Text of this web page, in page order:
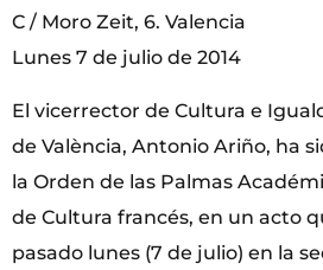
C / Moro Zeit, 6. Valencia
Lunes 7 de julio de 2014
El vicerrector de Cultura e
de València, Antonio Ariño, ha
la Orden de las Palmas
de Cultura francés, en un acto
pasado lunes (7 de julio) en la